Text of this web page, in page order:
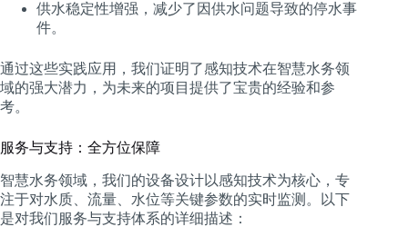
供水稳定性增强，减少了因供水问题导致的停水事
件。
通过这些实践应用，我们证明了感知技术在智慧水务领
域的强大潜力，为未来的项目提供了宝贵的经验和参
考。
服务与支持：全方位保障
智慧水务领域，我们的设备设计以感知技术为核心，专
注于对水质、流量、水位等关键参数的实时监测。以下
是对我们服务与支持体系的详细描述：